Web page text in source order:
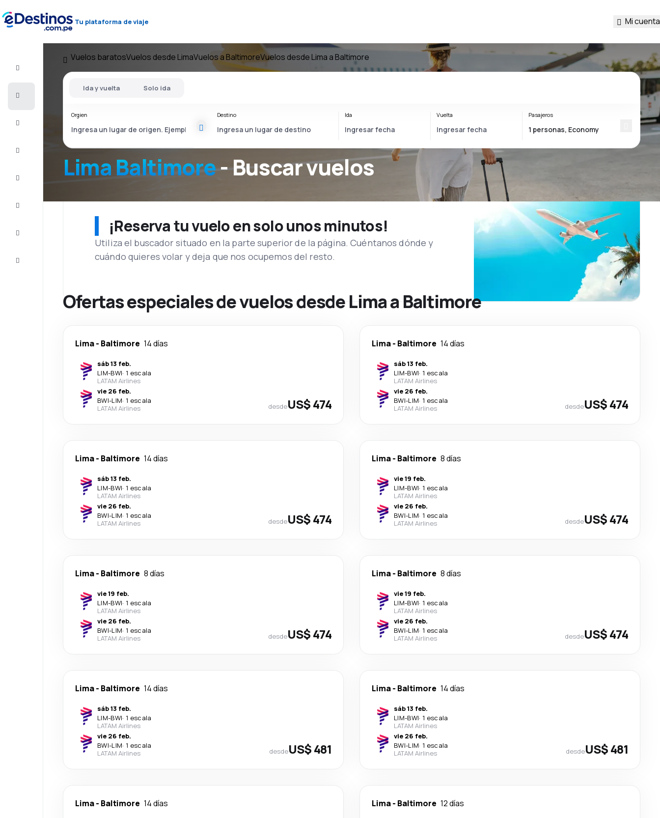
Tu plataforma de viaje Mi cuenta
Completa
Vuelos baratosVuelos desde LimaVuelos a BaltimoreVuelos desde Lima a Baltimore
Lima Baltimore- Buscar vuelos
Ida y vuelta Solo ida
Orgien Destino Ida Vuelta Pasajeros
¡Reserva tu vuelo en solo unos minutos!
Utiliza el buscador situado en la parte superior de la página. Cuéntanos dónde y
cuándo quieres volar y deja que nos ocupemos del resto.
Ofertas especiales de vuelos desde Lima a Baltimore
Lima- Baltimore 14 días
sáb 13 feb.
LIM-BWI· 1 escala
LATAM Airlines
vie 26 feb.
BWI-LIM· 1 escala
LATAM Airlines
desdeUS$ 474
Lima- Baltimore 14 días
sáb 13 feb.
LIM-BWI· 1 escala
LATAM Airlines
vie 26 feb.
BWI-LIM· 1 escala
LATAM Airlines
desdeUS$ 474
Lima- Baltimore 14 días
sáb 13 feb.
LIM-BWI· 1 escala
LATAM Airlines
vie 26 feb.
BWI-LIM· 1 escala
LATAM Airlines
desdeUS$ 474
Lima- Baltimore 8 días
vie 19 feb.
LIM-BWI· 1 escala
LATAM Airlines
vie 26 feb.
BWI-LIM· 1 escala
LATAM Airlines
desdeUS$ 474
Lima- Baltimore 8 días
vie 19 feb.
LIM-BWI· 1 escala
LATAM Airlines
vie 26 feb.
BWI-LIM· 1 escala
LATAM Airlines
desdeUS$ 474
Lima- Baltimore 8 días
vie 19 feb.
LIM-BWI· 1 escala
LATAM Airlines
vie 26 feb.
BWI-LIM· 1 escala
LATAM Airlines
desdeUS$ 474
Lima- Baltimore 14 días
sáb 13 feb.
LIM-BWI· 1 escala
LATAM Airlines
vie 26 feb.
BWI-LIM· 1 escala
LATAM Airlines
desdeUS$ 481
Lima- Baltimore 14 días
sáb 13 feb.
LIM-BWI· 1 escala
LATAM Airlines
vie 26 feb.
BWI-LIM· 1 escala
LATAM Airlines
desdeUS$ 481
Lima- Baltimore 14 días Lima- Baltimore 12 días